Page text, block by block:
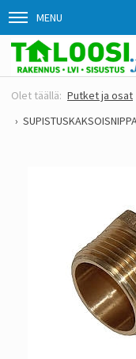
MENU
Putket ja osat